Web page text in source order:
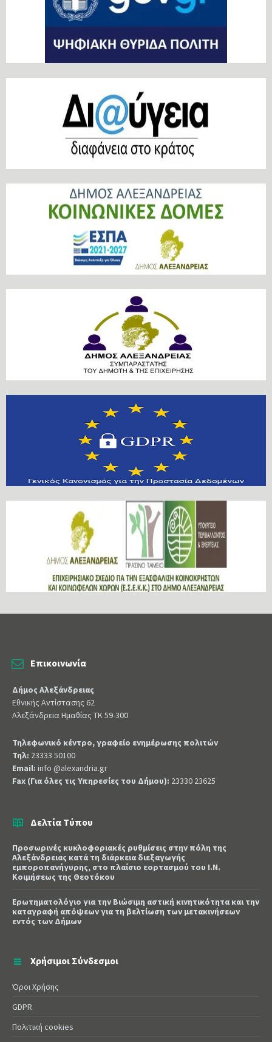
Επικοινωνία
Δήμος Αλεξάνδρειας
Εθνικής Αντίστασης 62
Αλεξάνδρεια Ημαθίας ΤΚ 59-300
Τηλεφωνικό κέντρο, γραφείο ενημέρωσης πολιτών
Τηλ: 23333 50100
Email: info @alexandria.gr
Fax (Για όλες τις Υπηρεσίες του Δήμου): 23330 23625
Δελτία Τύπου
Προσωρινές κυκλοφοριακές ρυθμίσεις στην πόλη της
Αλεξάνδρειας κατά τη διάρκεια διεξαγωγής
εμποροπανήγυρης, στο πλαίσιο εορτασμού του Ι.Ν.
Κοιμήσεως της Θεοτόκου
Ερωτηματολόγιο για την Βιώσιμη αστική κινητικότητα και την
καταγραφή απόψεων για τη βελτίωση των μετακινήσεων
εντός των Δήμων
Χρήσιμοι Σύνδεσμοι
Όροι Χρήσης
GDPR
Πολιτική cookies